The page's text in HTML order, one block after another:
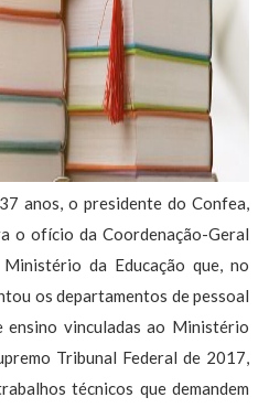
anos, o presidente do Confea,
o ofício da Coordenação-Geral
da Educação que, no
os departamentos de pessoal
vinculadas ao Ministério
Tribunal Federal de 2017,
técnicos que demandem